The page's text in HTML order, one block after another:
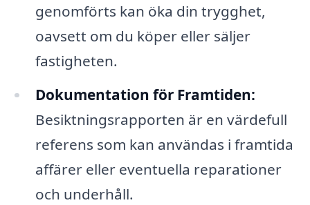
genomförts kan öka din trygghet,
oavsett om du köper eller säljer
fastigheten.
Dokumentation för Framtiden:
Besiktningsrapporten är en värdefull
referens som kan användas i framtida
affärer eller eventuella reparationer
och underhåll.